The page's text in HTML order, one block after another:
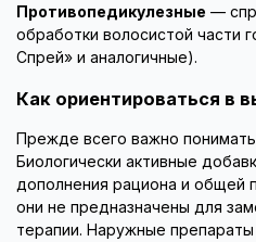
Противопедикулезные —
обработки волосистой части
Спрей» и аналогичные).
Как ориентироваться в
Прежде всего важно
Биологически активные
дополнения рациона и общей
они не предназначены для
терапии. Наружные